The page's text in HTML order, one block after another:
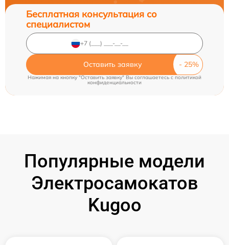
Бесплатная консультация со
специалистом
Оставить заявку
Нажимая на кнопку "Оставить заявку" Вы соглашаетесь cполитикой
конфиденциальности
Популярные модели
Электросамокатов
Kugoo